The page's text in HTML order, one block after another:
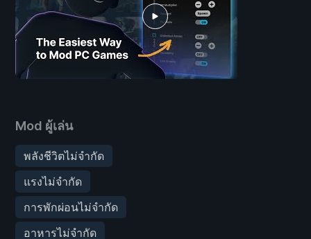
Mod ผู้เล่น
พลังชีวิตไม่จำกัด
แรงไม่จำกัด
การพักผ่อนไม่จำกัด
อาหารไม่จำกัด